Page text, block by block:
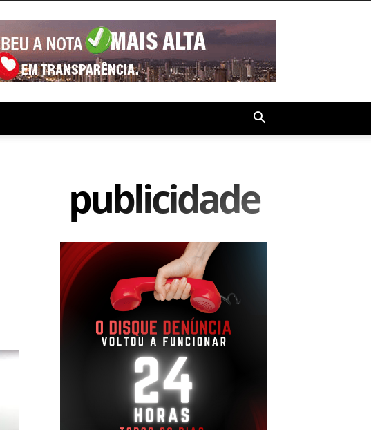
publicidade